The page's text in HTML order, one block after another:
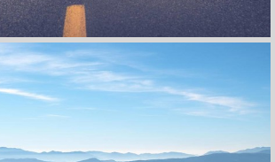
风景道路公路远山雪山4k图片
立 即 下 载